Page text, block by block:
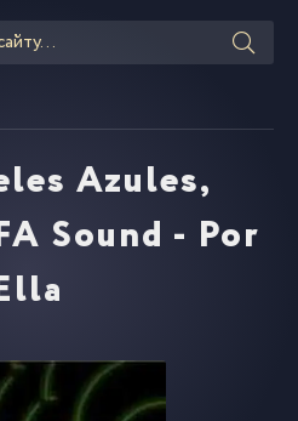
Azules,
Sound - Por